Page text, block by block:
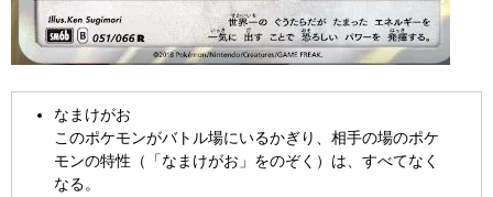
なまけがお
このポケモンがバトル場にいるかぎり、相手の場のポケ
モンの特性（「なまけがお」をのぞく）は、すべてなく
なる。